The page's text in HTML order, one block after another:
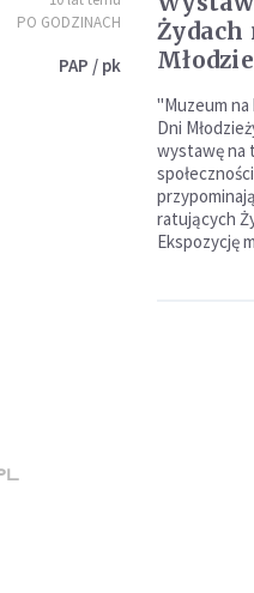
PO GODZINACH
PAP / pk
Żydach
"Muzeum
Dni
wystawę na
ratujących
Ekspozycję